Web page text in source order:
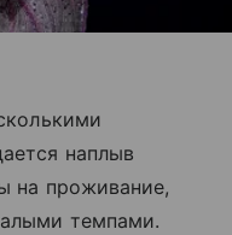
наплыв
на проживание,
темпами.